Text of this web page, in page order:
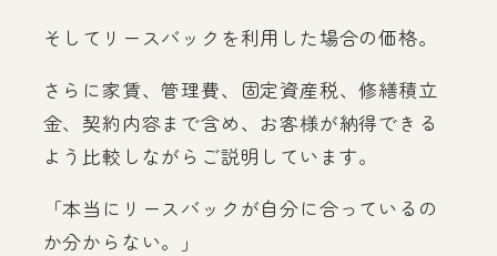
そしてリースバックを利用した場合の価格。
さらに家賃、管理費、固定資産税、修繕積立
金、契約内容まで含め、お客様が納得できる
よう比較しながらご説明しています。
「本当にリースバックが自分に合っているの
か分からない。」